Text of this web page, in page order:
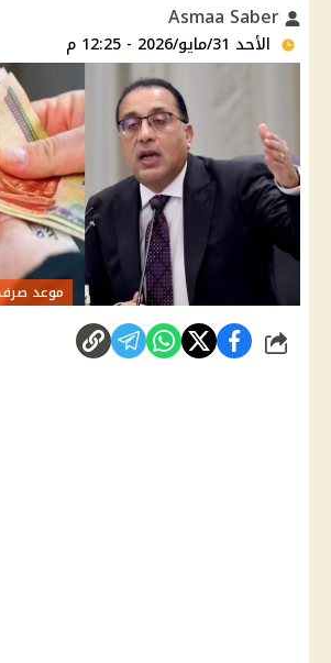
الأحد 31/مايو/2026 - 12:25 م
موعد صرف
شارك